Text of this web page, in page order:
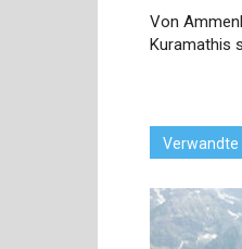
Von
Kuramathis
Verwandte